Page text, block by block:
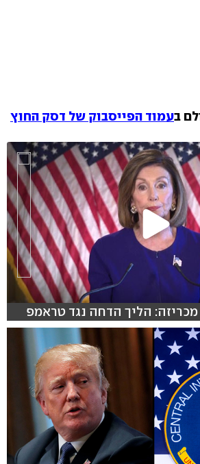
בעמוד הפייסבוק של דסק החוץ
מכריזה: הליך הדחה נגד טראמפ